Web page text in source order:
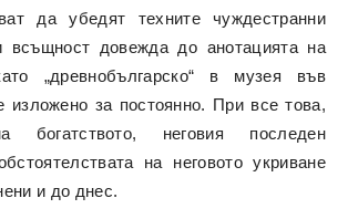
да убедят техните чуждестранни
всъщност довежда до анотацията на
„древнобългарско“ в музея във
изложено за постоянно. При все това,
богатството, неговия последен
на неговото укриване
и до днес.